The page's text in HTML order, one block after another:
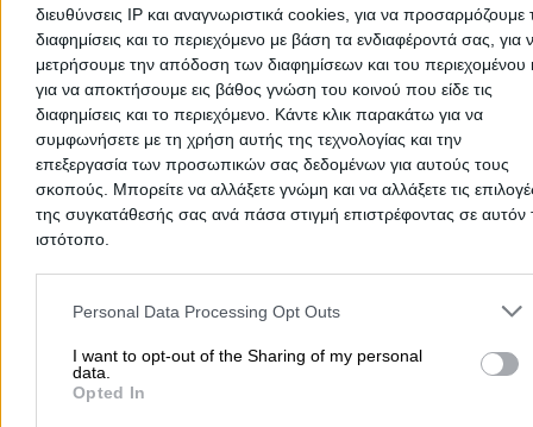
διευθύνσεις IP και αναγνωριστικά cookies, για να προσαρμόζουμε
διαφημίσεις και το περιεχόμενο με βάση τα ενδιαφέροντά σας, για
μετρήσουμε την απόδοση των διαφημίσεων και του περιεχομένου
για να αποκτήσουμε εις βάθος γνώση του κοινού που είδε τις
διαφημίσεις και το περιεχόμενο. Κάντε κλικ παρακάτω για να
συμφωνήσετε με τη χρήση αυτής της τεχνολογίας και την
επεξεργασία των προσωπικών σας δεδομένων για αυτούς τους
σκοπούς. Μπορείτε να αλλάξετε γνώμη και να αλλάξετε τις
της συγκατάθεσής σας ανά πάσα στιγμή επιστρέφοντας σε αυτόν
ιστότοπο.
Please note that this website/app uses one or more Google
and may gather and store information including but not limited to
to Google and its third-party tags to use your data for below
purposes in below Google consent section.
Personal Data Processing Opt Outs
I want to opt-out of the Sharing of my personal
data.
Opted In
Είδη Υλικά Καθαρισμού
Αρχική > Νομός ΖΑΚΥΝΘΟΥ > Καταστάρι > Υπηρεσίες και Είδη
Καθαρισμού > Είδη & Υλικά Καθαρισμού
Δημοφιλείς Αναζητήσεις
Συνεργεία Αυτοκινήτων
Υδραυλικοί - Υδραυλικές Εγκαταστάσεις
περισσότερα >>